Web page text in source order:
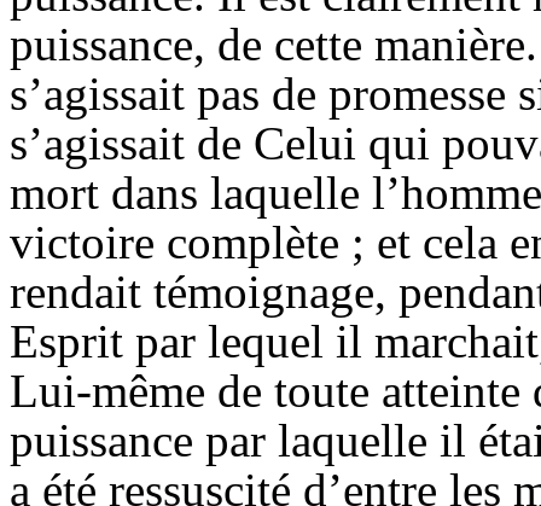
puissance, de cette
s’agissait pas de
s’agissait de Celui qui
mort dans laquelle
victoire complète ; et cela
rendait témoignage,
Esprit par lequel il
Lui-même de toute atteinte
puissance par laquelle il
a été ressuscité d’entre les